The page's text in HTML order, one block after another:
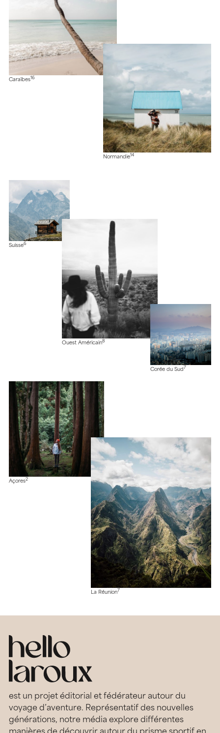
Caraïbes16
Normandie14
Suisse6
Ouest Américain8
Corée du Sud 7
Açores2
La Réunion7
est un projet éditorial et fédérateur autour du
voyage d’aventure. Représentatif des nouvelles
générations, notre média explore différentes